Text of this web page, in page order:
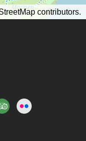
contributors.